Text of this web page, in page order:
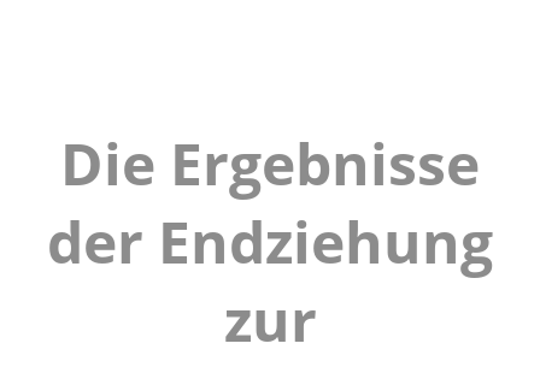
Die Ergebnisse
der Endziehung
zur